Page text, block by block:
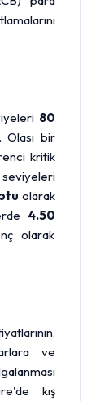
80
Olası bir
kritik
seviyeleri
olarak
4.50
olarak
ve
kış